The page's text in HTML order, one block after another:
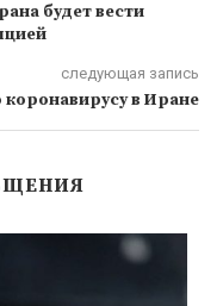
будет вести
следующая запись
в Иране